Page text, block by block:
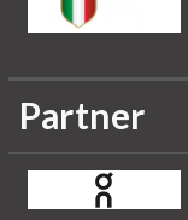
Partner